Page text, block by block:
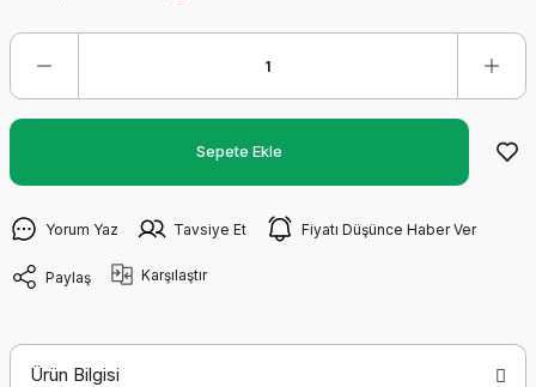
Sepete Ekle
Yorum Yaz Tavsiye Et Fiyatı Düşünce Haber Ver
Paylaş Karşılaştır
Ürün Bilgisi